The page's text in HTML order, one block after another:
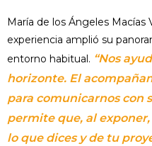
María de los Ángeles Macías
experiencia amplió su
entorno habitual. “Nos
horizonte. El
para comunicarnos con
permite que, al
lo que dices y de tu